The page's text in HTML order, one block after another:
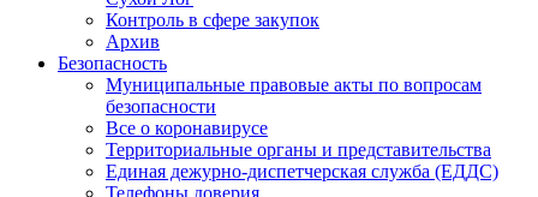
Контроль в сфере закупок
Архив
Безопасность
Муниципальные правовые акты по вопросам
безопасности
Все о коронавирусе
Территориальные органы и представительства
Единая дежурно-диспетчерская служба (ЕДДС)
Телефоны доверия